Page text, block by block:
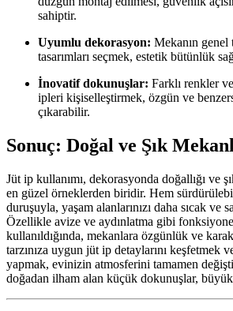
sahiptir.
Uyumlu dekorasyon: Mekanın genel
tasarımları seçmek, estetik bütünlük
İnovatif dokunuşlar: Farklı renkler
ipleri kişiselleştirmek, özgün ve
çıkarabilir.
Sonuç: Doğal ve Şık
Jüt ip kullanımı, dekorasyonda doğallığı ve
en güzel örneklerden biridir. Hem
duruşuyla, yaşam alanlarınızı daha sıcak ve
Özellikle avize ve aydınlatma gibi
kullanıldığında, mekanlara özgünlük ve
tarzınıza uygun jüt ip detaylarını keşfetmek
yapmak, evinizin atmosferini tamamen
doğadan ilham alan küçük dokunuşlar,